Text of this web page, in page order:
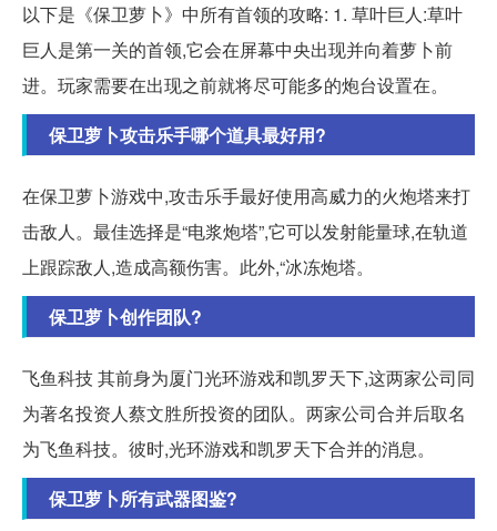
以下是《保卫萝卜》中所有首领的攻略: 1. 草叶巨人:草叶
巨人是第一关的首领,它会在屏幕中央出现并向着萝卜前
进。玩家需要在出现之前就将尽可能多的炮台设置在。
保卫萝卜攻击乐手哪个道具最好用?
在保卫萝卜游戏中,攻击乐手最好使用高威力的火炮塔来打
击敌人。最佳选择是“电浆炮塔”,它可以发射能量球,在轨道
上跟踪敌人,造成高额伤害。此外,“冰冻炮塔。
保卫萝卜创作团队?
飞鱼科技 其前身为厦门光环游戏和凯罗天下,这两家公司同
为著名投资人蔡文胜所投资的团队。两家公司合并后取名
为飞鱼科技。彼时,光环游戏和凯罗天下合并的消息。
保卫萝卜所有武器图鉴?